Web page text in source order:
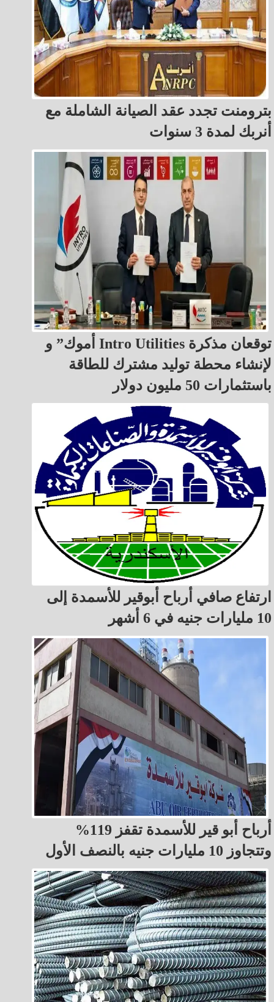
بترومنت تجدد عقد الصيانة الشاملة مع
أنربك لمدة 3 سنوات
أموك” و Intro Utilities توقعان مذكرة
لإنشاء محطة توليد مشترك للطاقة
باستثمارات 50 مليون دولار
ارتفاع صافي أرباح أبوقير للأسمدة إلى
10 مليارات جنيه في 6 أشهر
أرباح أبو قير للأسمدة تقفز 119%
وتتجاوز 10 مليارات جنيه بالنصف الأول